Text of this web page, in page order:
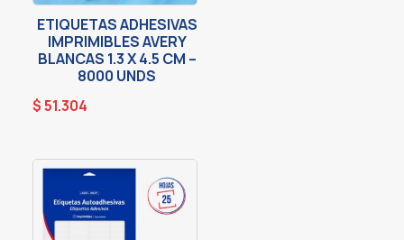
ETIQUETAS ADHESIVAS
IMPRIMIBLES AVERY
BLANCAS 1.3 X 4.5 CM –
8000 UNDS
$51.304